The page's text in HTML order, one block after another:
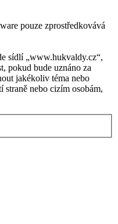
pouze zprostředkovává
sídlí „www.hukvaldy.cz“,
pokud bude uznáno za
jakékoliv téma nebo
nebo cizím osobám,